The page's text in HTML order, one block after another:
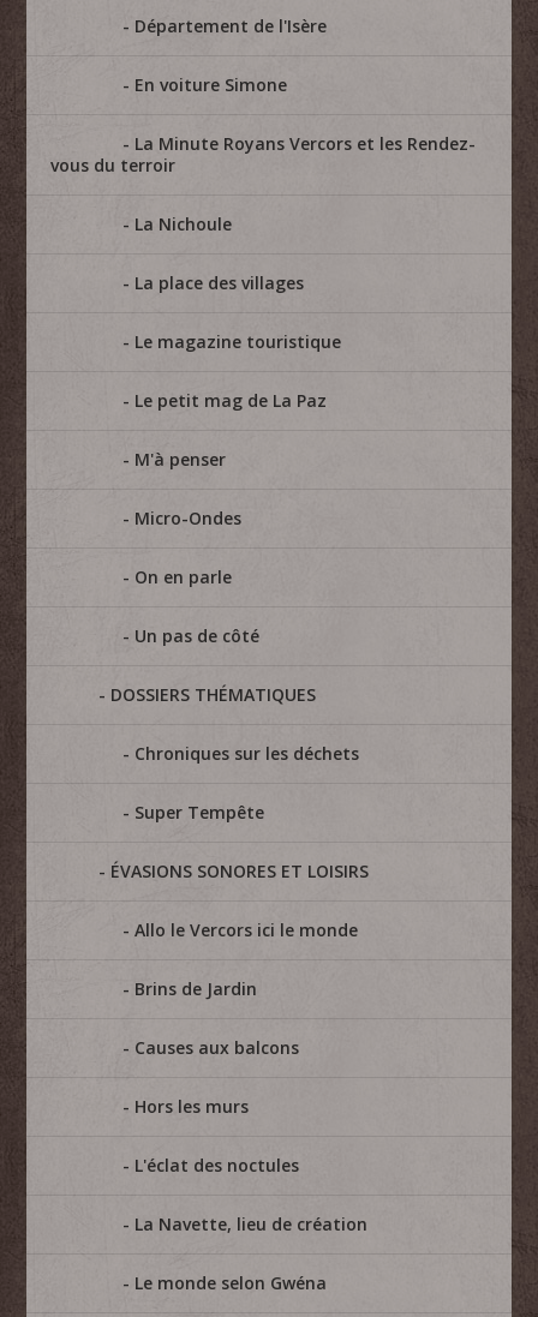
Département de l'Isère
En voiture Simone
La Minute Royans Vercors et les Rendez-
vous du terroir
La Nichoule
La place des villages
Le magazine touristique
Le petit mag de La Paz
M'à penser
Micro-Ondes
On en parle
Un pas de côté
DOSSIERS THÉMATIQUES
Chroniques sur les déchets
Super Tempête
ÉVASIONS SONORES ET LOISIRS
Allo le Vercors ici le monde
Brins de Jardin
Causes aux balcons
Hors les murs
L'éclat des noctules
La Navette, lieu de création
Le monde selon Gwéna